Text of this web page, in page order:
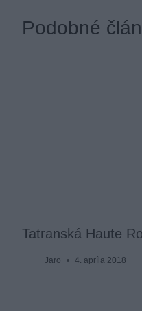
Podobné
Tatranská Haute
Jaro 4. apríla 2018